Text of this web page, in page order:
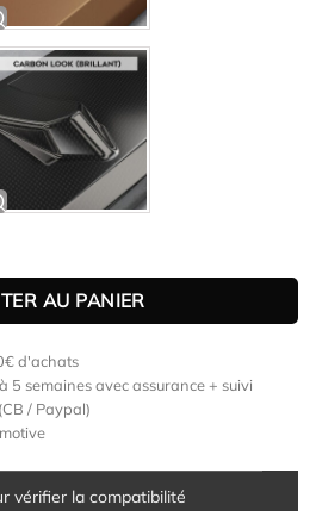
avant pour Mazda CX3 toutes
AU PANIER
d'achats
5 semaines avec assurance + suivi
/ Paypal)
vérifier la compatibilité